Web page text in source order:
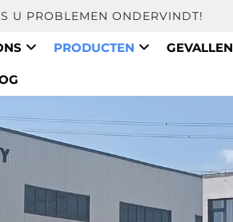
U PROBLEMEN ONDERVINDT!
PRODUCTEN GEVALLEN